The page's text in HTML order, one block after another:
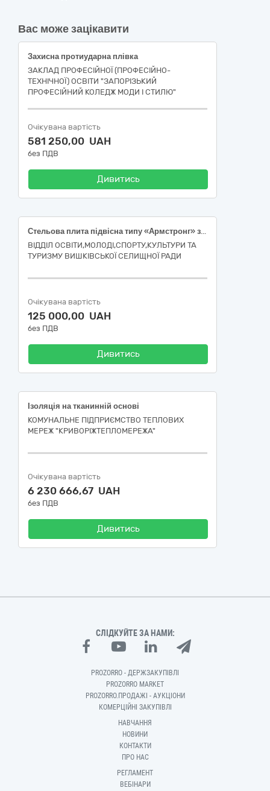
Вас може зацікавити
Захисна протиударна плівка
ЗАКЛАД ПРОФЕСІЙНОЇ (ПРОФЕСІЙНО-
ТЕХНІЧНОЇ) ОСВІТИ "ЗАПОРІЗЬКИЙ
ПРОФЕСІЙНИЙ КОЛЕДЖ МОДИ І СТИЛЮ"
Очікувана вартість
581 250,00 UAH
без ПДВ
Дивитись
Стельова плита підвісна типу «Армстронг» з комплектуючими
ВІДДІЛ ОСВІТИ,МОЛОДІ,СПОРТУ,КУЛЬТУРИ ТА
ТУРИЗМУ ВИШКІВСЬКОЇ СЕЛИЩНОЇ РАДИ
Очікувана вартість
125 000,00 UAH
без ПДВ
Дивитись
Ізоляція на тканинній основі
КОМУНАЛЬНЕ ПІДПРИЄМСТВО ТЕПЛОВИХ
МЕРЕЖ "КРИВОРІЖТЕПЛОМЕРЕЖА"
Очікувана вартість
6 230 666,67 UAH
без ПДВ
Дивитись
СЛІДКУЙТЕ ЗА НАМИ:
PROZORRO - ДЕРЖЗАКУПІВЛІ
PROZORRO MARKET
PROZORRO.ПРОДАЖІ - АУКЦІОНИ
КОМЕРЦІЙНІ ЗАКУПІВЛІ
НАВЧАННЯ
НОВИНИ
КОНТАКТИ
ПРО НАС
РЕГЛАМЕНТ
ВЕБІНАРИ